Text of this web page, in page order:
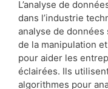
L’analyse de
dans l’industrie
analyse de données
de la manipulation
pour aider les
éclairées. Ils
algorithmes pour